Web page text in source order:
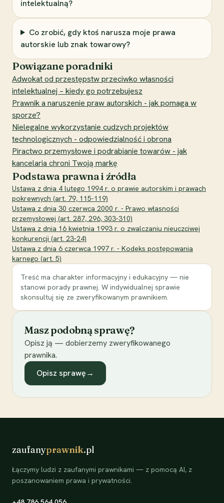
intelektualną?
Co zrobić, gdy ktoś narusza moje prawa
autorskie lub znak towarowy?
Powiązane poradniki
Adwokat od przestępstw przeciwko własności
intelektualnej – kiedy go potrzebujesz
Prawnik a naruszenie praw autorskich - jak pomaga w
sporze?
Nielegalne wykorzystanie cudzych projektów
technologicznych - odpowiedzialność i obrona
Piractwo przemysłowe i podrabianie towarów - jak
kancelaria chroni Twoją markę
Podstawa prawna i źródła
Ustawa z dnia 4 lutego 1994 r. o prawie autorskim i prawach
pokrewnych (art. 79, 115-119)
Ustawa z dnia 30 czerwca 2000 r. - Prawo własności
przemysłowej (art. 287, 296, 303-310)
Ustawa z dnia 16 kwietnia 1993 r. o zwalczaniu nieuczciwej
konkurencji (art. 23-24)
Ustawa z dnia 6 czerwca 1997 r. - Kodeks postępowania
karnego (art. 5)
Treść ma charakter informacyjny i edukacyjny — nie
stanowi porady prawnej. W indywidualnej sprawie
skonsultuj się ze zweryfikowanym prawnikiem.
Masz podobną sprawę?
Opisz ją — dobierzemy zweryfikowanego
prawnika.
Opisz sprawę→
zaufanyprawnik.pl
Łączymy ludzi z zaufanymi prawnikami — z pomocą AI, z
poszanowaniem prawa i prywatności.